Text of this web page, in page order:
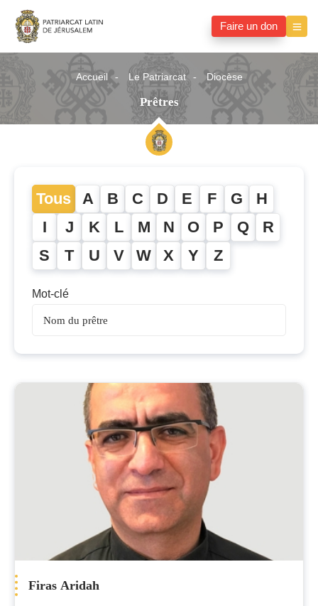
Faire un don
Accueil Le Patriarcat Diocèse
Prêtres
Tous A B C D E F G H
I J K L M N O P Q R
S T U V W X Y Z
Mot-clé
Firas Aridah